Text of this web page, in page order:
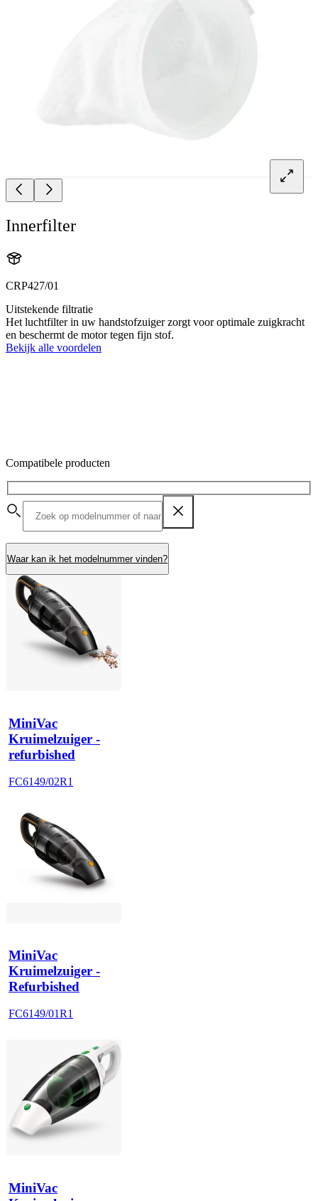
Innerfilter
CRP427/01
Uitstekende filtratie
Het luchtfilter in uw handstofzuiger zorgt voor optimale zuigkracht
en beschermt de motor tegen fijn stof.
Bekijk alle voordelen
Compatibele producten
Waar kan ik het modelnummer vinden?
MiniVac
Kruimelzuiger -
refurbished
FC6149/02R1
MiniVac
Kruimelzuiger -
Refurbished
FC6149/01R1
MiniVac